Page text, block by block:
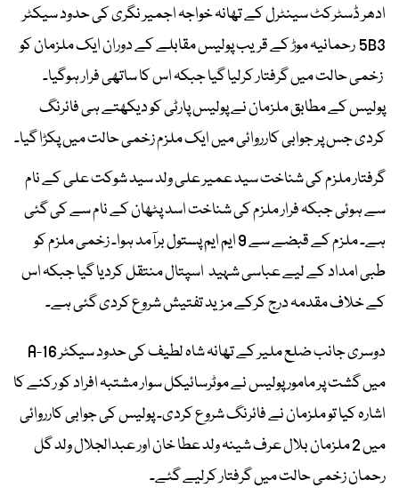
ادھر ڈسٹرکٹ سینٹرل کے تھانہ خواجہ اجمیر نگری کی حدود سیکٹر
5B3 رحمانیہ موڑ کے قریب پولیس مقابلے کے دوران ایک ملزمان کو
زخمی حالت میں گرفتار کرلیا گیا جبکہ اس کا ساتھی فرار ہوگیا۔
پولیس کے مطابق ملزمان نے پولیس پارٹی کو دیکھتے ہی فائرنگ
کردی جس پر جوابی کارروائی میں ایک ملزم زخمی حالت میں پکڑا گیا۔
گرفتار ملزم کی شناخت سید عمیر علی ولد سید شوکت علی کے نام
سے ہوئی جبکہ فرار ملزم کی شناخت اسد پٹھان کے نام سے کی گئی
ہے۔ ملزم کے قبضے سے 9 ایم ایم پستول برآمد ہوا۔ زخمی ملزم کو
طبی امداد کے لیے عباسی شہید اسپتال منتقل کردیا گیا جبکہ اس
کے خلاف مقدمہ درج کرکے مزید تفتیش شروع کردی گئی ہے۔
دوسری جانب ضلع ملیر کے تھانہ شاہ لطیف کی حدود سیکٹر 16-A
میں گشت پر مامور پولیس نے موٹرسائیکل سوار مشتبہ افراد کو رکنے کا
اشارہ کیا تو ملزمان نے فائرنگ شروع کردی۔ پولیس کی جوابی کارروائی
میں 2 ملزمان بلال عرف شینہ ولد عطا خان اور عبدالجلال ولد گل
رحمان زخمی حالت میں گرفتار کرلیے گئے۔